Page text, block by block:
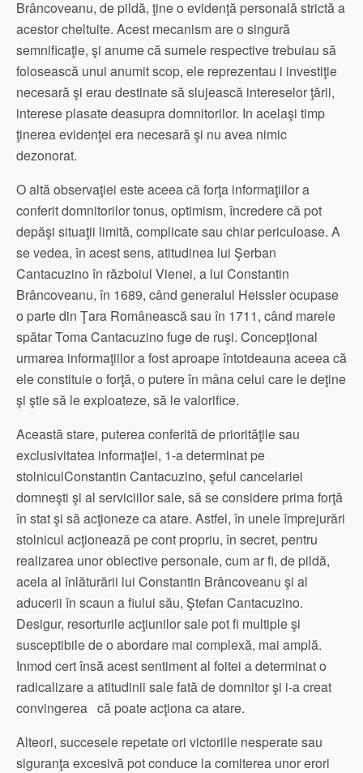
Brâncoveanu, de pildă, ţine o evidenţă personală strictă a
acestor cheltuite. Acest mecanism are o singură
semnificaţie, şi anume că sumele respective trebuiau să
folosească unui anumit scop, ele reprezentau i investiţie
necesară şi erau destinate să slujească intereselor ţării,
interese plasate deasupra domnitorilor. In acelaşi timp
ţinerea evidenţei era necesară şi nu avea nimic
dezonorat.
O altă observaţiei este aceea că forţa informaţiilor a
conferit domnitorilor tonus, optimism, încredere că pot
depăşi situaţii limită, complicate sau chiar periculoase. A
se vedea, în acest sens, atitudinea lui Şerban
Cantacuzino în războiul Vienei, a lui Constantin
Brâncoveanu, în 1689, când generalul Heissler ocupase
o parte din Ţara Românească sau în 1711, când marele
spătar Toma Cantacuzino fuge de ruşi. Concepţional
urmarea informaţiilor a fost aproape întotdeauna aceea că
ele constituie o forţă, o putere în mâna celui care le deţine
şi ştie să le exploateze, să le valorifice.
Această stare, puterea conferită de priorităţile sau
exclusivitatea informaţiei, 1-a determinat pe
stolniculConstantin Cantacuzino, şeful cancelariei
domneşti şi al serviciilor sale, să se considere prima forţă
în stat şi să acţioneze ca atare. Astfel, în unele împrejurări
stolnicul acţionează pe cont propriu, în secret, pentru
realizarea unor obiective personale, cum ar fi, de pildă,
acela al înlăturării lui Constantin Brâncoveanu şi al
aducerii în scaun a fiului său, Ştefan Cantacuzino.
Desigur, resorturile acţiunilor sale pot fi multiple şi
susceptibile de o abordare mai complexă, mai amplă.
Inmod cert însă acest sentiment al foitei a determinat o
radicalizare a atitudinii sale fată de domnitor şi i-a creat
convingerea că poate acţiona ca atare.
Alteori, succesele repetate ori victoriile nesperate sau
siguranţa excesivă pot conduce la comiterea unor erori